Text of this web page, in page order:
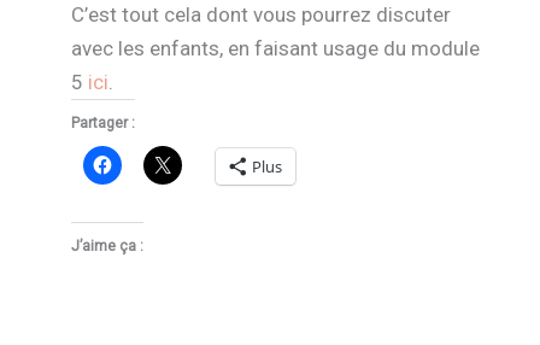
C’est tout cela dont vous pourrez discuter
avec les enfants, en faisant usage du module
5 ici.
Partager :
Plus
J’aime ça :